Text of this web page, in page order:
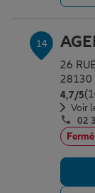
14
26
28130
4,7/5
Voir
02